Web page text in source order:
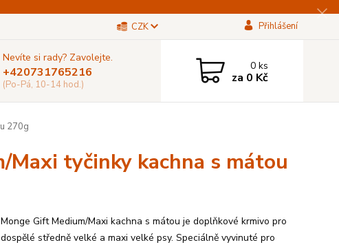
CZK Přihlášení
Nevíte si rady? Zavolejte.
+420731765216
(Po-Pá, 10-14 hod.)
0ks
za 0 Kč
270g
Maxi tyčinky kachna s mátou
Monge Gift Medium/Maxi kachna s mátou je doplňkové krmivo pro
dospělé středně velké a maxi velké psy. Speciálně vyvinuté pro